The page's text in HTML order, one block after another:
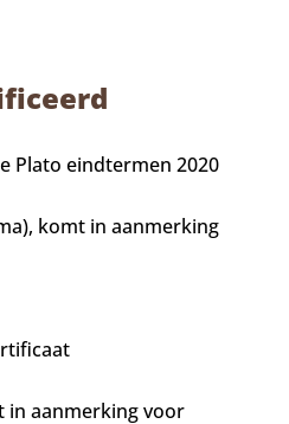
Plato eindtermen 2020
komt in aanmerking
in aanmerking voor